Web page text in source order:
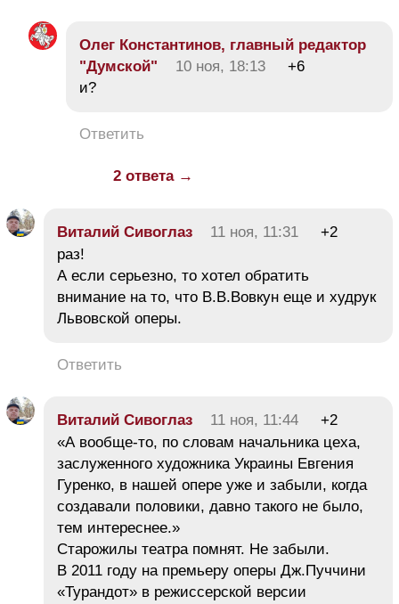
Олег Константинов, главный редактор
"Думской"
10 ноя, 18:13
+6
и?
Ответить
2 ответа →
Виталий Сивоглаз 11 ноя, 11:31
+2
раз!
А если серьезно, то хотел обратить
внимание на то, что В.В.Вовкун еще и худрук
Львовской оперы.
Ответить
Виталий Сивоглаз 11 ноя, 11:44
+2
«А вообще-то, по словам начальника цеха,
заслуженного художника Украины Евгения
Гуренко, в нашей опере уже и забыли, когда
создавали половики, давно такого не было,
тем интереснее.»
Старожилы театра помнят. Не забыли.
В 2011 году на премьеру оперы Дж.Пуччини
«Турандот» в режиссерской версии